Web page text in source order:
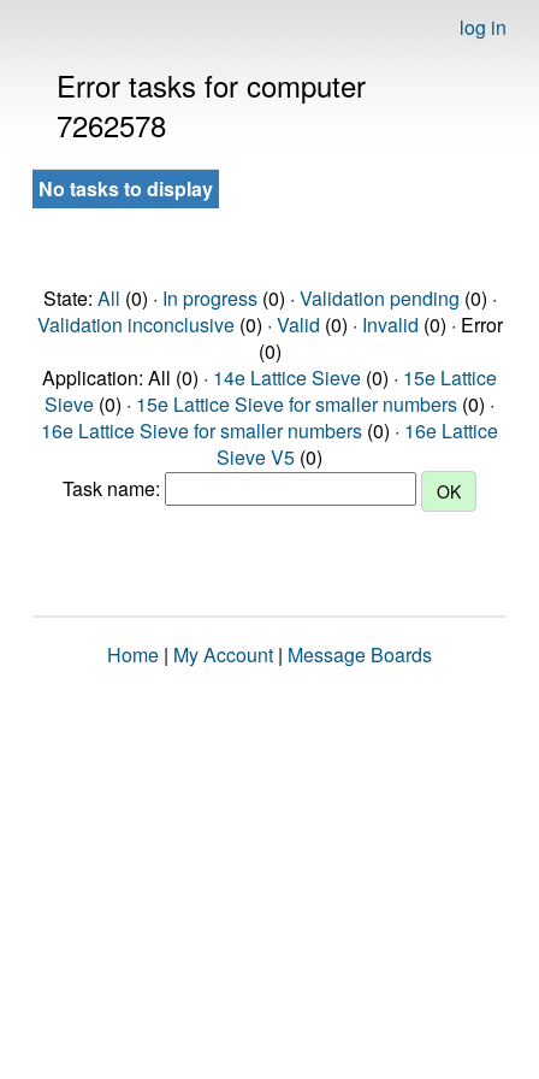
log in
Error tasks for computer
7262578
No tasks to display
State: All (0) · In progress(0) · Validation pending (0) ·
Validation inconclusive(0) · Valid (0) · Invalid (0) · Error
(0)
Application: All (0) · 14e Lattice Sieve (0) · 15e Lattice
Sieve (0) · 15e Lattice Sieve for smaller numbers (0) ·
16e Lattice Sieve for smaller numbers (0) · 16e Lattice
Sieve V5 (0)
Task name:
Home | My Account | Message Boards